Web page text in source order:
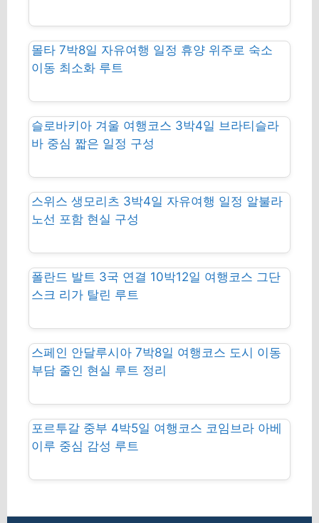
몰타 7박8일 자유여행 일정 휴양 위주로 숙소
이동 최소화 루트
슬로바키아 겨울 여행코스 3박4일 브라티슬라
바 중심 짧은 일정 구성
스위스 생모리츠 3박4일 자유여행 일정 알불라
노선 포함 현실 구성
폴란드 발트 3국 연결 10박12일 여행코스 그단
스크 리가 탈린 루트
스페인 안달루시아 7박8일 여행코스 도시 이동
부담 줄인 현실 루트 정리
포르투갈 중부 4박5일 여행코스 코임브라 아베
이루 중심 감성 루트